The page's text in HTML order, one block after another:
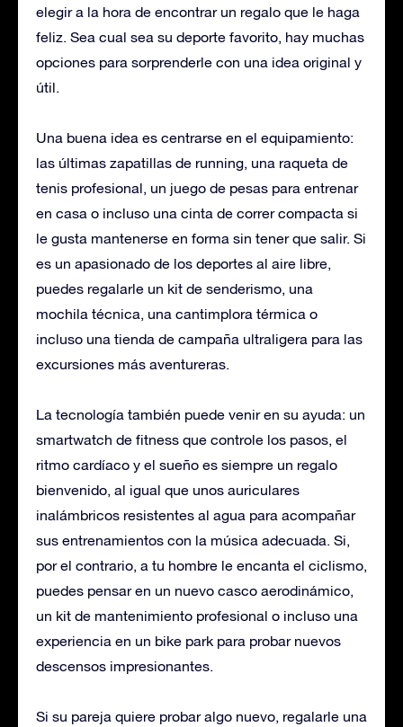
elegir a la hora de encontrar un regalo que le haga
feliz. Sea cual sea su deporte favorito, hay muchas
opciones para sorprenderle con una idea original y
útil.
Una buena idea es centrarse en el equipamiento:
las últimas zapatillas de running, una raqueta de
tenis profesional, un juego de pesas para entrenar
en casa o incluso una cinta de correr compacta si
le gusta mantenerse en forma sin tener que salir. Si
es un apasionado de los deportes al aire libre,
puedes regalarle un kit de senderismo, una
mochila técnica, una cantimplora térmica o
incluso una tienda de campaña ultraligera para las
excursiones más aventureras.
La tecnología también puede venir en su ayuda: un
smartwatch de fitness que controle los pasos, el
ritmo cardíaco y el sueño es siempre un regalo
bienvenido, al igual que unos auriculares
inalámbricos resistentes al agua para acompañar
sus entrenamientos con la música adecuada. Si,
por el contrario, a tu hombre le encanta el ciclismo,
puedes pensar en un nuevo casco aerodinámico,
un kit de mantenimiento profesional o incluso una
experiencia en un bike park para probar nuevos
descensos impresionantes.
Si su pareja quiere probar algo nuevo, regalarle una